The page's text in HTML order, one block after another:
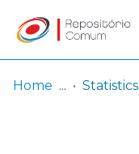
Log
In
(current)
Home Statistics